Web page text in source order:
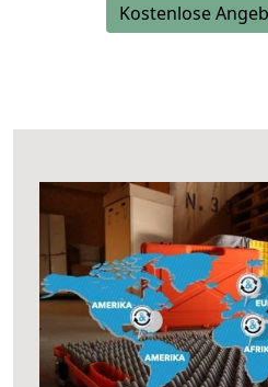
Kostenlose